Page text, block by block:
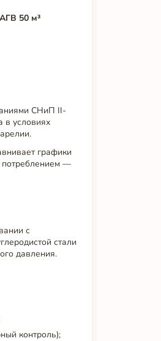
50 м³
СНиП II-
в условиях
графики
потреблением —
с
стали
давления.
контроль);